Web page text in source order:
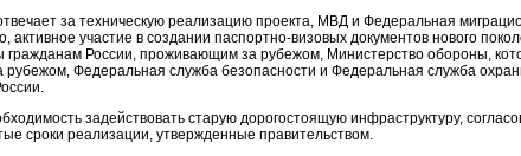
за техническую реализацию проекта, МВД и Федеральная
участие в создании паспортно-визовых документов нового
России, проживающим за рубежом, Министерство обороны,
Федеральная служба безопасности и Федеральная служба
задействовать старую дорогостоящую инфраструктуру,
сроки реализации, утвержденные правительством.